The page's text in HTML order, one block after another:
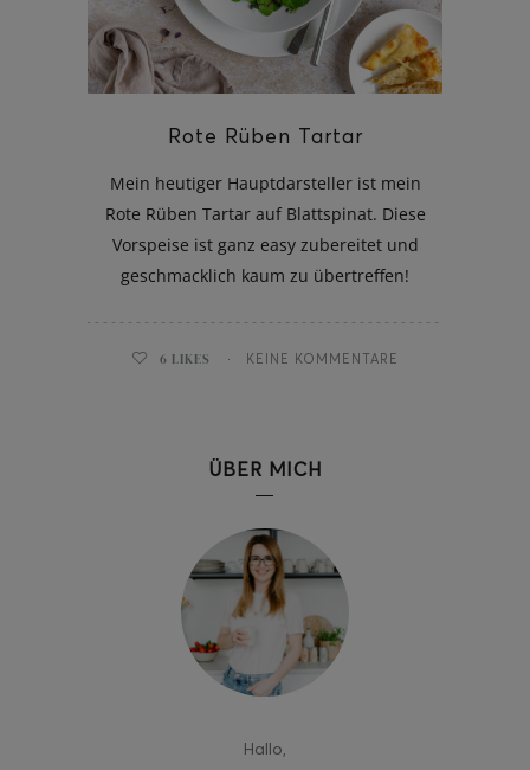
Rote Rüben Tartar
Mein heutiger Hauptdarsteller ist mein
Rote Rüben Tartar auf Blattspinat. Diese
Vorspeise ist ganz easy zubereitet und
geschmacklich kaum zu übertreffen!
6 LIKES KEINE KOMMENTARE
ÜBER MICH
Hallo,